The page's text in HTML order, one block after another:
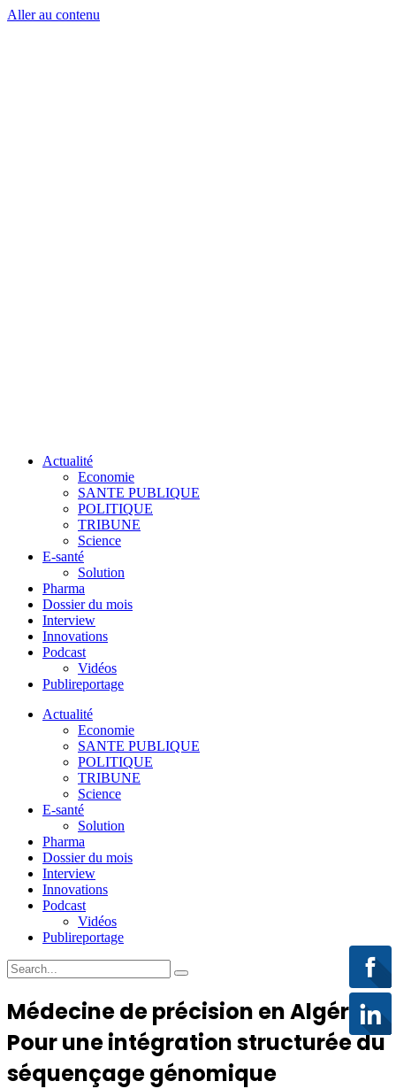
Aller au contenu
Actualité
Economie
SANTE PUBLIQUE
POLITIQUE
TRIBUNE
Science
E-santé
Solution
Pharma
Dossier du mois
Interview
Innovations
Podcast
Vidéos
Publireportage
Actualité
Economie
SANTE PUBLIQUE
POLITIQUE
TRIBUNE
Science
E-santé
Solution
Pharma
Dossier du mois
Interview
Innovations
Podcast
Vidéos
Publireportage
Médecine de précision en Algérie :
Pour une intégration structurée du
séquençage génomique